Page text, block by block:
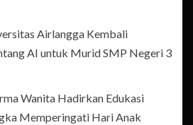
Airlangga Kembali
AI untuk Murid SMP Negeri 3
Wanita Hadirkan Edukasi
Memperingati Hari Anak